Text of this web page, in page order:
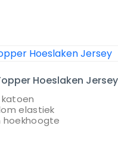
Hoeslaken Jersey
katoen
elastiek
hoekhoogte